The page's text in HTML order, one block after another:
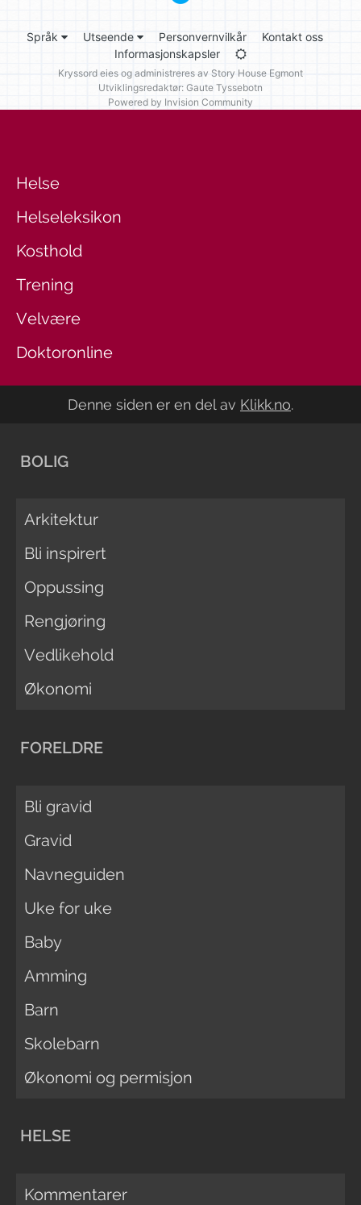
Språk Utseende Personvernvilkår
Kontakt oss
Informasjonskapsler
Kryssord eies og administreres av Story House Egmont
Utviklingsredaktør: Gaute Tyssebotn
Powered by Invision Community
Helse
Helseleksikon
Kosthold
Trening
Velvære
Doktoronline
Denne siden er en del av Klikk.no.
BOLIG
Arkitektur
Bli inspirert
Oppussing
Rengjøring
Vedlikehold
Økonomi
FORELDRE
Bli gravid
Gravid
Navneguiden
Uke for uke
Baby
Amming
Barn
Skolebarn
Økonomi og permisjon
HELSE
Kommentarer